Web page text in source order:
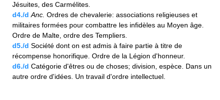
Jésuites, des Carmélites.
d4./d Anc. Ordres de chevalerie: associations religieuses et
militaires formées pour combattre les infidèles au Moyen âge.
Ordre de Malte, ordre des Templiers.
d5./d Société dont on est admis à faire partie à titre de
récompense honorifique. Ordre de la Légion d'honneur.
d6./d Catégorie d'êtres ou de choses; division, espèce. Dans un
autre ordre d'idées. Un travail d'ordre intellectuel.